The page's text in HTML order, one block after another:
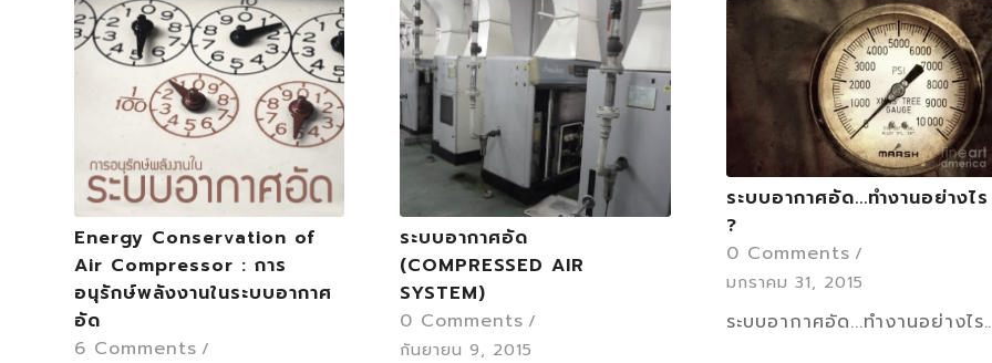
Energy Conservation of
Air Compressor : การ
อนุรักษ์พลังงานในระบบอากาศ
อัด
6 Comments /
ระบบอากาศอัด
(COMPRESSED AIR
SYSTEM)
0 Comments /
กันยายน 9, 2015
ระบบอากาศอัด...ทำงานอย่างไร
?
0 Comments /
มกราคม 31, 2015
ระบบอากาศอัด...ทำงานอย่างไร